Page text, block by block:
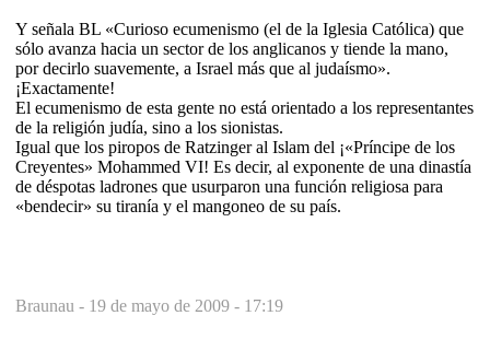
Y señala BL «Curioso ecumenismo (el de la Iglesia Católica) que
sólo avanza hacia un sector de los anglicanos y tiende la mano,
por decirlo suavemente, a Israel más que al judaísmo».
¡Exactamente!
El ecumenismo de esta gente no está orientado a los representantes
de la religión judía, sino a los sionistas.
Igual que los piropos de Ratzinger al Islam del ¡«Príncipe de los
Creyentes» Mohammed VI! Es decir, al exponente de una dinastía
de déspotas ladrones que usurparon una función religiosa para
«bendecir» su tiranía y el mangoneo de su país.
Braunau - 19 de mayo de 2009 - 17:19